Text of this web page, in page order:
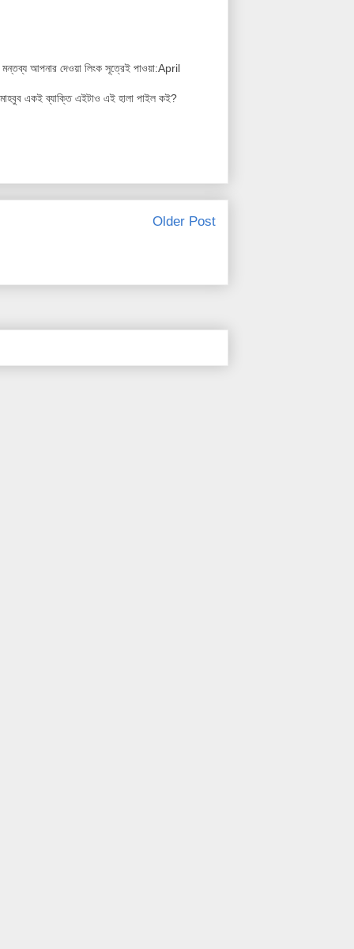
আপনার দেওয়া লিংক সূত্রেই পাওয়া:April
একই ব্যাক্তি এইটাও এই হালা পাইল কই?
Older Post